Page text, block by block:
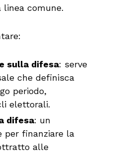
linea comune.
sulla difesa: serve
che definisca
periodo,
elettorali.
difesa: un
per finanziare la
alle